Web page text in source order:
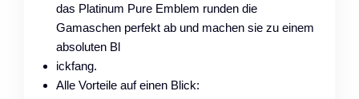
das Platinum Pure Emblem runden die
Gamaschen perfekt ab und machen sie zu einem
absoluten Bl
ickfang.
Alle Vorteile auf einen Blick: